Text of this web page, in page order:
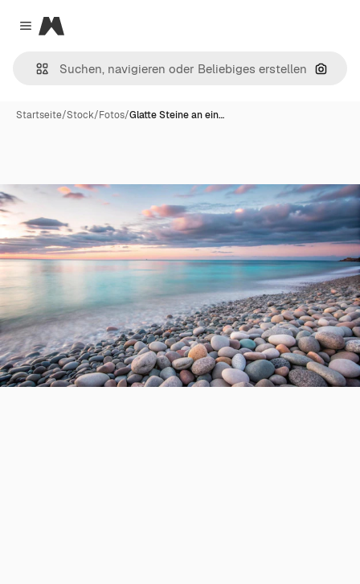
Close menu
Magnific
Nach
Startseite/Stock/Fotos/Glatte Steine an ein…